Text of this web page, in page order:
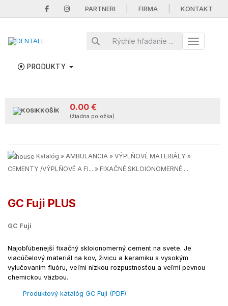
PARTNERI FIRMA KONTAKT
Toggle
PRODUKTY
KOŠÍK 0.00 €
(žiadna položka)
Katalóg » AMBULANCIA » VÝPLŇOVÉ MATERIÁLY »
CEMENTY /VÝPLŇOVÉ A FI... » FIXAČNÉ SKLOIONOMERNÉ ...
GC Fuji PLUS
GC Fuji
Najobľúbenejší fixačný skloionomerný cement na svete. Je
viacúčelový materiál na kov, živicu a keramiku s vysokým
vylučovaním fluóru, veľmi nízkou rozpustnosťou a veľmi pevnou
chemickou väzbou.
Produktový katalóg GC Fuji (PDF)